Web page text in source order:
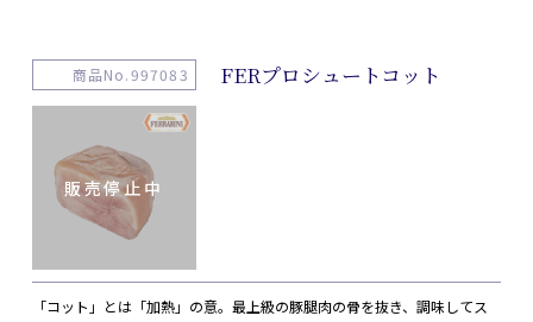
商品No.997083 FERプロシュートコット
「コット」とは「加熱」の意。最上級の豚腿肉の骨を抜き、調味してス